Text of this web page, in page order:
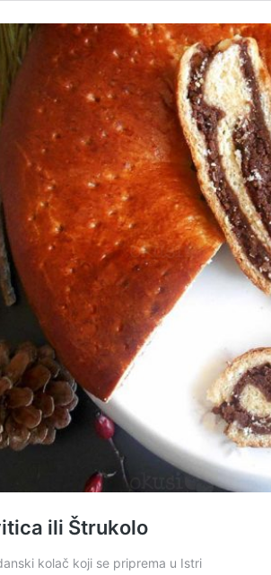
ili Štrukolo
kolač koji se priprema u Istri